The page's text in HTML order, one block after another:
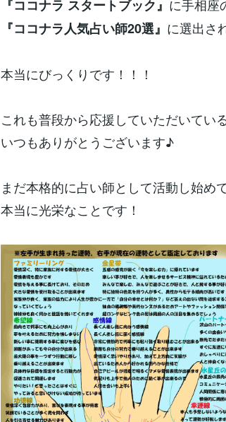
『ココナラ スタートブック』 に手相座
『ココナラ人気占い師20選』 に選出さ
本当にびっくりです！！！
これも普段から応援していただいて
いつもありがとうございます♪
まだ本格的に占い師として活動し始め
本当に光栄なことです！